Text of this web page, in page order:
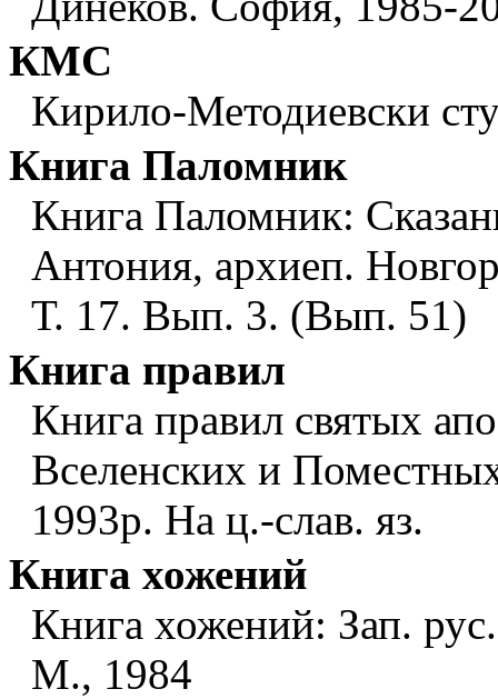
КМС
Кирило-Методиевски
Книга Паломник
Книга Паломник:
Антония, архиеп.
Т. 17. Вып. 3. (Вып. 51)
Книга правил
Книга правил святых
Вселенских и
1993р. На ц.-слав. яз.
Книга хожений
Книга хожений: Зап.
М., 1984